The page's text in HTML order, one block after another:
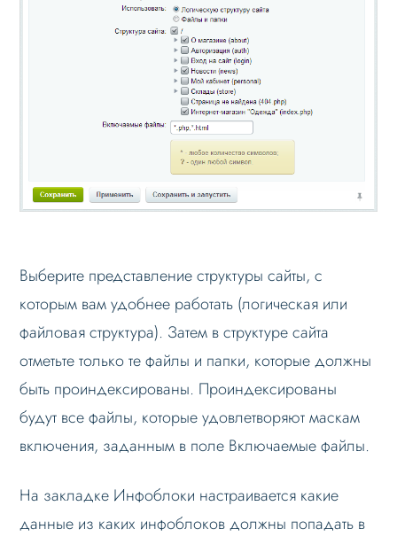
Выберите представление структуры сайты, с
которым вам удобнее работать (логическая или
файловая структура). Затем в структуре сайта
отметьте только те файлы и папки, которые должны
быть проиндексированы. Проиндексированы
будут все файлы, которые удовлетворяют маскам
включения, заданным в поле Включаемые файлы.
На закладке Инфоблоки настраивается какие
данные из каких инфоблоков должны попадать в